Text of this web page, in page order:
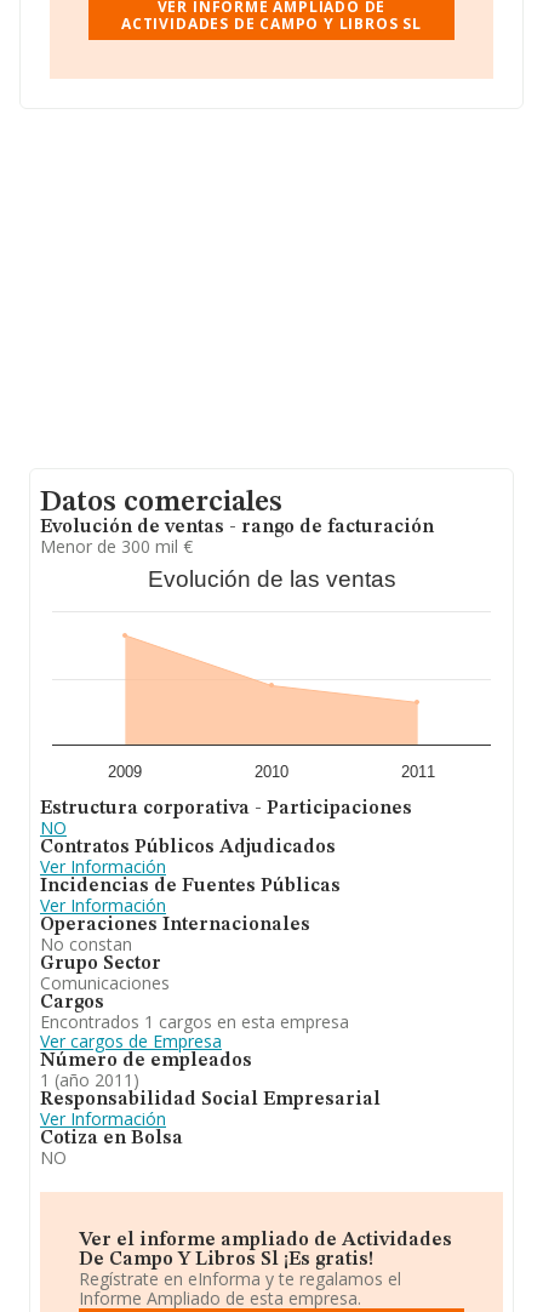
La empresa españolaActividades de Campo y Libros
, con NIF B10278570, tiene su domicilio social
municipio de Torrejon El Rubio, en Cáceres,
VER INFORME AMPLIADO DE
ACTIVIDADES DE CAMPO Y LIBROS SL
Datos comerciales
Evolución de ventas - rango de facturación
Menor de 300 mil €
Evolución de las ventas
2009 2010 2011
Estructura corporativa - Participaciones
NO
Contratos Públicos Adjudicados
Ver Información
Incidencias de Fuentes Públicas
Ver Información
Operaciones Internacionales
No constan
Grupo Sector
Comunicaciones
Cargos
Encontrados 1 cargos en esta empresa
Ver cargos de Empresa
Número de empleados
1 (año 2011)
Responsabilidad Social Empresarial
Ver Información
Cotiza en Bolsa
NO
Ver el informe ampliado de Actividades
De Campo Y Libros Sl ¡Es gratis!
Regístrate en eInforma y te regalamos el
Informe Ampliado de esta empresa.